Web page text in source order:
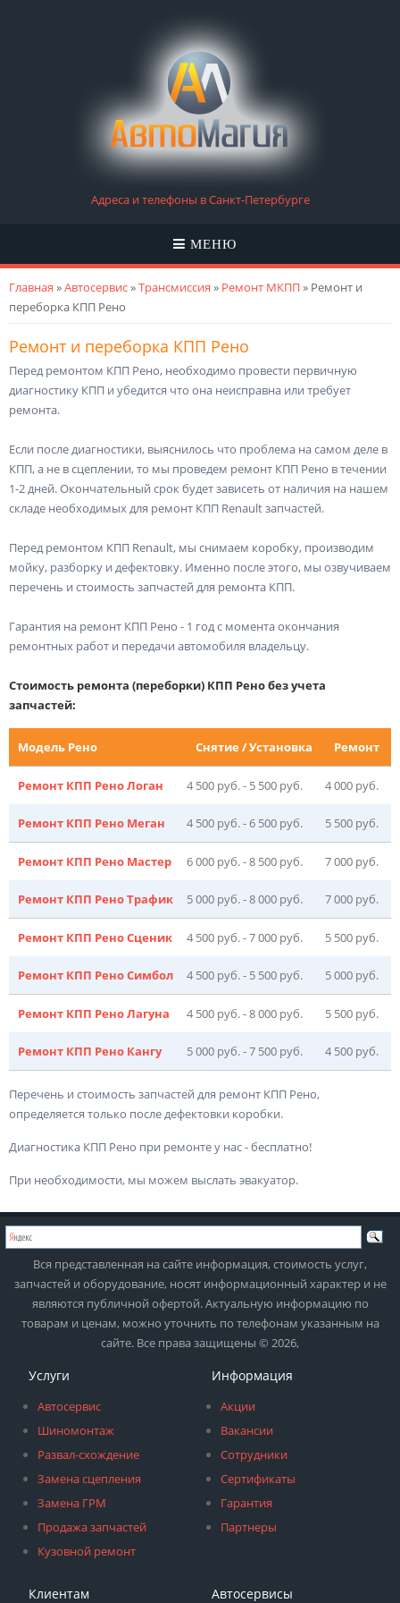
Адреса и телефоны в Санкт-Петербурге
МЕНЮ
Вы здесь
Главная »Автосервис»Трансмиссия » Ремонт МКПП» Ремонт и
переборка КПП Рено
Ремонт и переборка КПП Рено
Перед ремонтом КПП Рено, необходимо провести первичную
диагностику КПП и убедится что она неисправна или требует
ремонта.
Если после диагностики, выяснилось что проблема на самом деле в
КПП, а не в сцеплении, то мы проведем ремонт КПП Рено в течении
1-2 дней. Окончательный срок будет зависеть от наличия на нашем
складе необходимых для ремонт КПП Renault запчастей.
Перед ремонтом КПП Renault, мы снимаем коробку, производим
мойку, разборку и дефектовку. Именно после этого, мы озвучиваем
перечень и стоимость запчастей для ремонта КПП.
Гарантия на ремонт КПП Рено - 1 год с момента окончания
ремонтных работ и передачи автомобиля владельцу.
Стоимость ремонта (переборки) КПП Рено без учета
запчастей:
Модель Рено Снятие / Установка Ремонт
Ремонт КПП Рено Логан 4 500 руб. - 5 500 руб. 4 000 руб.
Ремонт КПП Рено Меган 4 500 руб. - 6 500 руб. 5 500 руб.
Ремонт КПП Рено Мастер 6 000 руб. - 8 500 руб. 7 000 руб.
Ремонт КПП Рено Трафик 5 000 руб. - 8 000 руб. 7 000 руб.
Ремонт КПП Рено Сценик 4 500 руб. - 7 000 руб. 5 500 руб.
Ремонт КПП Рено Симбол 4 500 руб. - 5 500 руб. 5 000 руб.
Ремонт КПП Рено Лагуна 4 500 руб. - 8 000 руб. 5 500 руб.
Ремонт КПП Рено Кангу 5 000 руб. - 7 500 руб. 4 500 руб.
Перечень и стоимость запчастей для ремонт КПП Рено,
определяется только после дефектовки коробки.
Диагностика КПП Рено при ремонте у нас - бесплатно!
При необходимости, мы можем выслать эвакуатор.
Вся представленная на сайте информация, стоимость услуг,
запчастей и оборудование, носят информационный характер и не
являются публичной офертой. Актуальную информацию по
товарам и ценам, можно уточнить по телефонам указанным на
сайте. Все права защищены © 2026,
Услуги
Автосервис
Шиномонтаж
Развал-схождение
Замена сцепления
Замена ГРМ
Продажа запчастей
Кузовной ремонт
Информация
Акции
Вакансии
Сотрудники
Сертификаты
Гарантия
Партнеры
Клиентам Автосервисы